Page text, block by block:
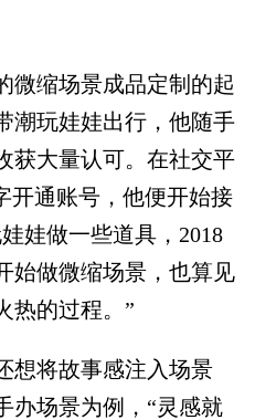
缩场景成品定制的起
潮玩娃娃出行，他随手
获大量认可。在社交平
开通账号，他便开始接
娃做一些道具，2018
始做微缩场景，也算见
热的过程。”
将故事感注入场景
办场景为例，“灵感就